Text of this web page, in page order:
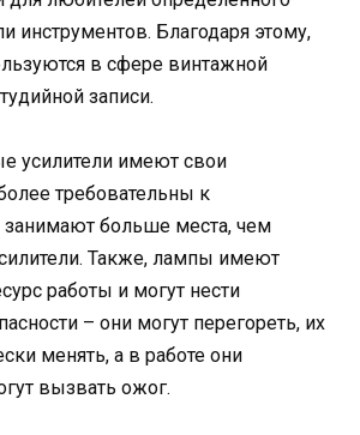
инструментов. Благодаря этому,
в сфере винтажной
записи.
усилители имеют свои
требовательны к
больше места, чем
Также, лампы имеют
работы и могут нести
– они могут перегореть, их
менять, а в работе они
вызвать ожог.